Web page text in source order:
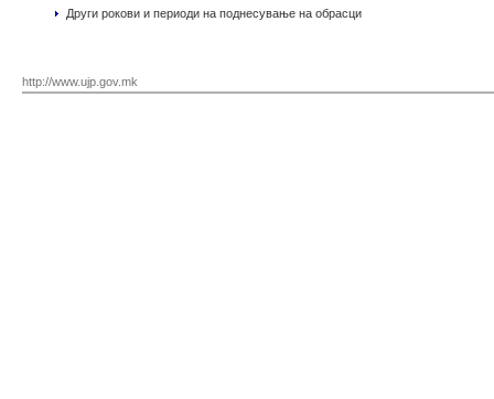
Други рокови и периоди на поднесување на обрасци
http://www.ujp.gov.mk